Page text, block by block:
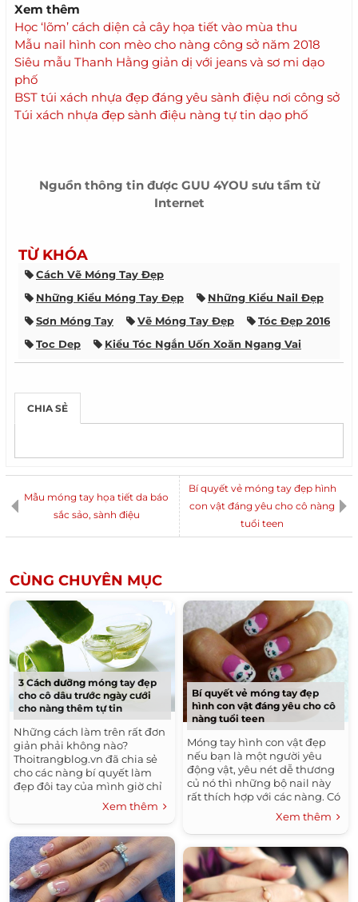
Xem thêm
Học ‘lõm’ cách diện cả cây họa tiết vào mùa thu
Mẫu nail hình con mèo cho nàng công sở năm 2018
Siêu mẫu Thanh Hằng giản dị với jeans và sơ mi dạo
phố
BST túi xách nhựa đẹp đáng yêu sành điệu nơi công sở
Túi xách nhựa đẹp sành điệu nàng tự tin dạo phố
Nguồn thông tin được GUU 4YOU sưu tầm từ
Internet
TỪ KHÓA
Cách Vẽ Móng Tay Đẹp
Những Kiểu Móng Tay Đẹp
Những Kiểu Nail Đẹp
Sơn Móng Tay
Vẽ Móng Tay Đẹp
Tóc Đẹp 2016
Toc Dep
Kiểu Tóc Ngắn Uốn Xoăn Ngang Vai
Kiểu Tóc Ngắn Ngang Vai Uốn Cụp
Kiểu Tóc Ngắn
Tóc Nhuộm Màu Hạt Dẻ Đẹp
Xu Hướng Thời Trang Nam 2015
Những Kiểu Tóc Nhuộm Đẹp
Áo Khoác Nữ Đẹp
Tóc Búi Đẹp
Bí Quyết Giảm Cân
Cách Vẽ Móng Tay Đẹp
Xu Hướng Tóc Nam
Vẽ Móng Tay Đẹp
Áo Thun Đẹp
Chăm Sóc Tóc Đẹp
Trang Điểm
Mix Đồ Nam
Cách Làm Tóc Đẹp
Tóc Nam Vuốt Dựng Đẹp
Tóc Cô Dâu Đẹp
Tóc Nam Trẻ Đẹp
Búi Tóc Đẹp
Tóc Nhuộm Đẹp
Thực Đơn Ăn Kiêng
Những Kiểu Móng Tay Đẹp
Những Kiểu Nail Đẹp
Tóc Uốn Đẹp
Tóc Ngang Vai Đẹp
Bộ Sưu Tập Thời Trang Nam Đẹp
Áo Thun Nam Đẹp
Tóc Ngắn Ngang Vai Đẹp
Kiểu Tóc Nam Đẹp
Áo Sơ Mi Nữ Công Sở Đẹp Hàn Quốc 2016
Tóc Xoăn Đẹp
Đầm Đẹp - Váy Đẹp Công Sở Hàn Quốc 2016
CHIA SẺ
Mẫu móng tay họa tiết da báo
sắc sảo, sành điệu
Bí quyết vẻ móng tay đẹp hình
con vật đáng yêu cho cô nàng
tuổi teen
CÙNG CHUYÊN MỤC
3 Cách dưỡng móng tay đẹp
cho cô dâu trước ngày cưới
cho nàng thêm tự tin
Những cách làm trên rất đơn
giản phải không nào?
Thoitrangblog.vn đã chia sẻ
cho các nàng bí quyết làm
đẹp đôi tay của mình giờ chỉ
còn các nàng bắt tay vào thực
hiện nữa thôi đó. Chúc các
bạn gái thực hiện thành công
và trở thành một cô dâu đẹp
nhất trong ngày cưới của
mình và hãy luôn cùng đồng
hành cùng với Guu4you.com
nhé.
Xem thêm
Bí quyết vẻ móng tay đẹp
hình con vật đáng yêu cho cô
nàng tuổi teen
Móng tay hình con vật đẹp
nếu bạn là một người yêu
động vật, yêu nét dễ thương
củ nó thì những bộ nail này
rất thích hợp với các nàng. Có
rất nhiều con thú như: mèo,
Xem thêm